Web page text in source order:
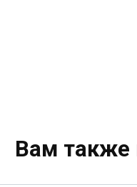
Вам также